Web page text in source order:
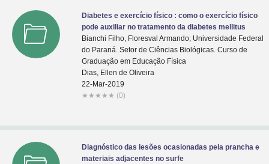
Diabetes e exercício físico : como o exercício físico
pode auxiliar no tratamento da diabetes mellitus
Bianchi Filho, Floresval Armando; Universidade Federal
do Paraná. Setor de Ciências Biológicas. Curso de
Graduação em Educação Física
Dias, Ellen de Oliveira
22-Mar-2019
★ ★ ★ ★ ★ (0)
Diagnóstico das lesões ocasionadas pela prancha e
materiais adjacentes no surfe